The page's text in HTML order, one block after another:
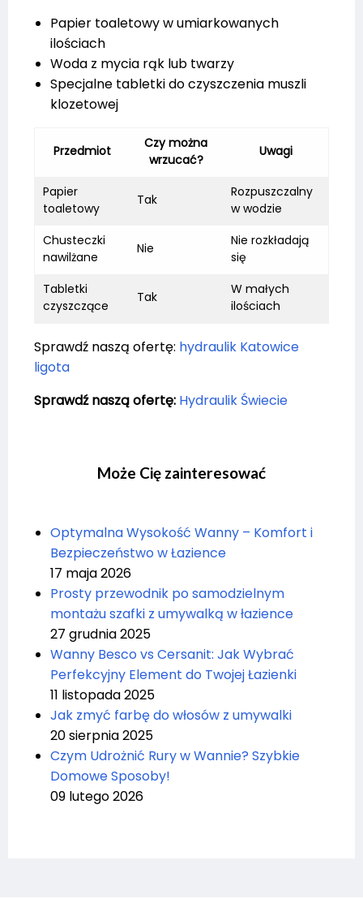
Papier toaletowy w umiarkowanych
ilościach
Woda z mycia rąk lub twarzy
Specjalne tabletki do czyszczenia muszli
klozetowej
Przedmiot
Czy można
wrzucać?
Uwagi
Papier
toaletowy
Tak
Rozpuszczalny
w wodzie
Chusteczki
nawilżane
Nie
Nie rozkładają
się
Tabletki
czyszczące
Tak
W małych
ilościach
Sprawdź naszą ofertę: hydraulik Katowice
ligota
Sprawdź naszą ofertę: Hydraulik Świecie
Może Cię zainteresować
Optymalna Wysokość Wanny – Komfort i
Bezpieczeństwo w Łazience
17 maja 2026
Prosty przewodnik po samodzielnym
montażu szafki z umywalką w łazience
27 grudnia 2025
Wanny Besco vs Cersanit: Jak Wybrać
Perfekcyjny Element do Twojej Łazienki
11 listopada 2025
Jak zmyć farbę do włosów z umywalki
20 sierpnia 2025
Czym Udrożnić Rury w Wannie? Szybkie
Domowe Sposoby!
09 lutego 2026